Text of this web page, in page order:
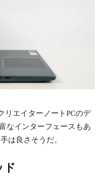
リエイターノートPCのデ
なインターフェースもあ
は良さそうだ。
ド